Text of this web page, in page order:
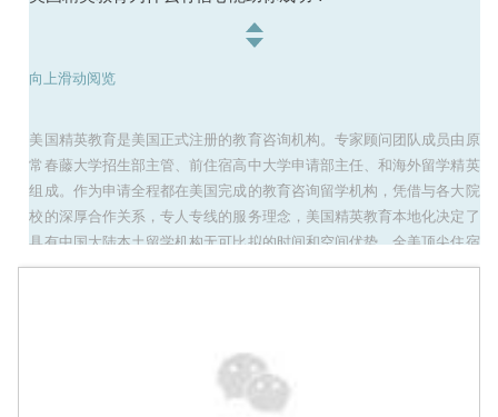
向上滑动阅览
美国精英教育是美国正式注册的教育咨询机构。专家顾问团队成员由原
常春藤大学招生部主管、前住宿高中大学申请部主任、和海外留学精英
组成。作为申请全程都在美国完成的教育咨询留学机构，凭借与各大院
校的深厚合作关系，专人专线的服务理念，美国精英教育本地化决定了
具有中国大陆本土留学机构无可比拟的时间和空间优势。全美顶尖住宿
高中的优秀教师亲自辅导，悉心面授，运用美式教育的特点和优势教授
结考点，提炼备考策略，针对性地帮助学生提高备考效率，取得优异成